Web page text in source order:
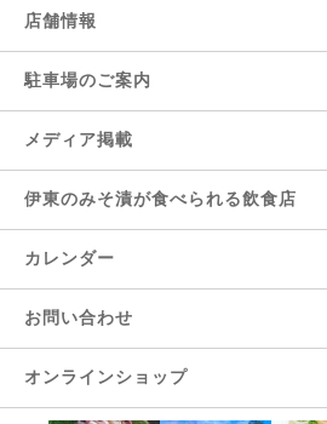
店舗情報
駐車場のご案内
メディア掲載
伊東のみそ漬が食べられる飲食店
カレンダー
お問い合わせ
オンラインショップ